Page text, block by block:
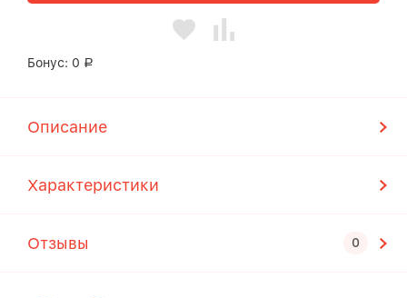
Бонус: 0 Р
Описание
Характеристики
Отзывы